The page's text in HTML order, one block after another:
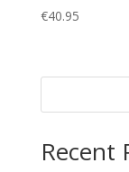
€40.95
Recent